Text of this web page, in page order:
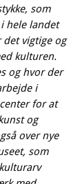
som
hele landet
vigtige og
kulturen.
og hvor der
i
for at
og
over nye
som